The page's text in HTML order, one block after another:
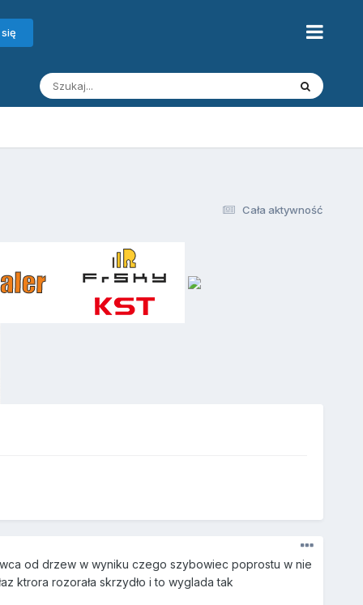
Cała aktywność
od drzew w wyniku czego szybowiec poprostu w nie
ktrora rozorała skrzydło i to wyglada tak